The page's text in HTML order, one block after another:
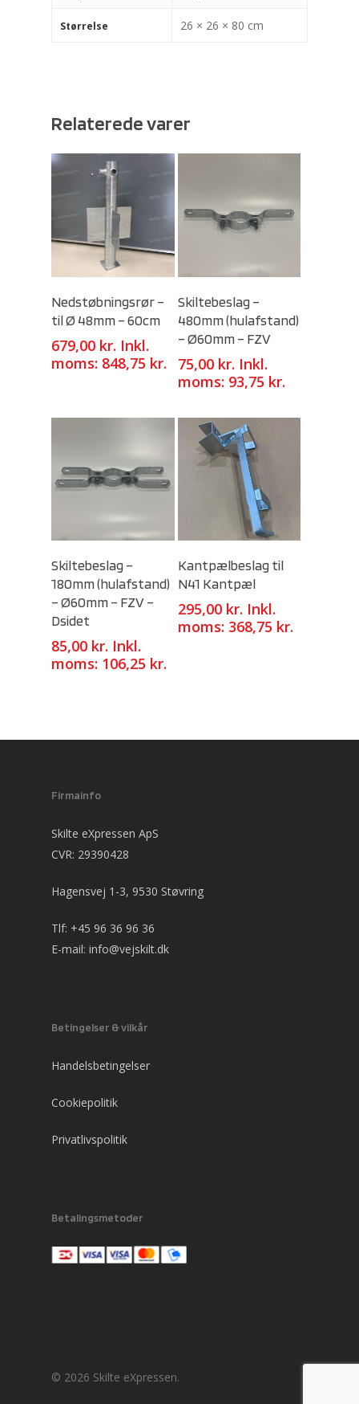
Størrelse 26 × 26 × 80 cm
Relaterede varer
Nedstøbningsrør –
til Ø 48mm – 60cm
679,00 kr. Inkl.
moms: 848,75 kr.
Skiltebeslag –
480mm (hulafstand)
– Ø60mm – FZV
75,00 kr. Inkl.
moms: 93,75 kr.
Skiltebeslag –
180mm (hulafstand)
– Ø60mm – FZV –
Dsidet
85,00 kr. Inkl.
moms: 106,25 kr.
Kantpælbeslag til
N41 Kantpæl
295,00 kr. Inkl.
moms: 368,75 kr.
Firmainfo
Skilte eXpressen ApS
CVR: 29390428
Hagensvej 1-3, 9530 Støvring
Tlf: +45 96 36 96 36
E-mail: info@vejskilt.dk
Betingelser & vilkår
Handelsbetingelser
Cookiepolitik
Privatlivspolitik
Betalingsmetoder
© 2026 Skilte eXpressen.